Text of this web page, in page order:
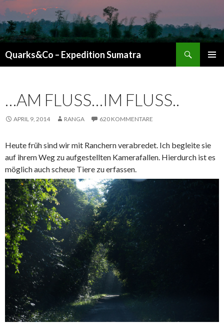
Quarks&Co – Expedition Sumatra
…AM FLUSS…IM FLUSS..
APRIL 9, 2014 RANGA 620 KOMMENTARE
Heute früh sind wir mit Ranchern verabredet. Ich begleite sie
auf ihrem Weg zu aufgestellten Kamerafallen. Hierdurch ist es
möglich auch scheue Tiere zu erfassen.